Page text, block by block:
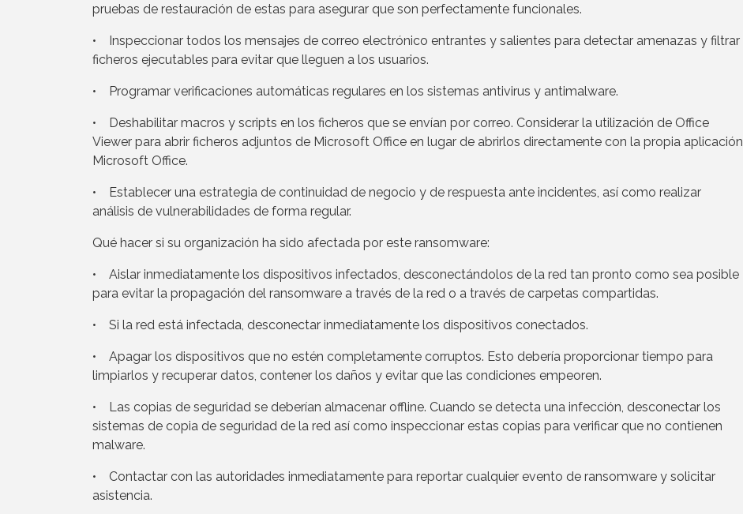
pruebas de restauración de estas para asegurar que son perfectamente funcionales.
• Inspeccionar todos los mensajes de correo electrónico entrantes y salientes para detectar amenazas y filtrar
ficheros ejecutables para evitar que lleguen a los usuarios.
• Programar verificaciones automáticas regulares en los sistemas antivirus y antimalware.
• Deshabilitar macros y scripts en los ficheros que se envían por correo. Considerar la utilización de Office
Viewer para abrir ficheros adjuntos de Microsoft Office en lugar de abrirlos directamente con la propia aplicación
Microsoft Office.
• Establecer una estrategia de continuidad de negocio y de respuesta ante incidentes, así como realizar
análisis de vulnerabilidades de forma regular.
Qué hacer si su organización ha sido afectada por este ransomware:
• Aislar inmediatamente los dispositivos infectados, desconectándolos de la red tan pronto como sea posible
para evitar la propagación del ransomware a través de la red o a través de carpetas compartidas.
• Si la red está infectada, desconectar inmediatamente los dispositivos conectados.
• Apagar los dispositivos que no estén completamente corruptos. Esto debería proporcionar tiempo para
limpiarlos y recuperar datos, contener los daños y evitar que las condiciones empeoren.
• Las copias de seguridad se deberían almacenar offline. Cuando se detecta una infección, desconectar los
sistemas de copia de seguridad de la red así como inspeccionar estas copias para verificar que no contienen
malware.
• Contactar con las autoridades inmediatamente para reportar cualquier evento de ransomware y solicitar
asistencia.